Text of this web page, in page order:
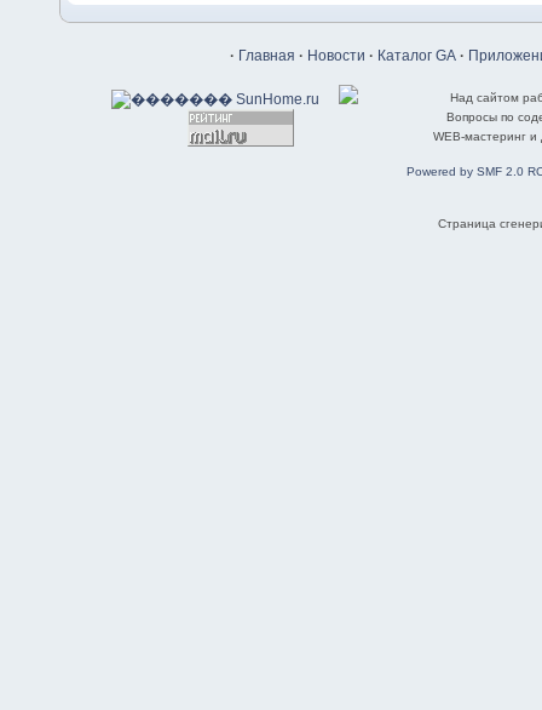
· Главная · Новости · Каталог GA ·
Над сайтом
Вопросы по
WEB-мастеринг
Powered by SMF 2.0
Страница